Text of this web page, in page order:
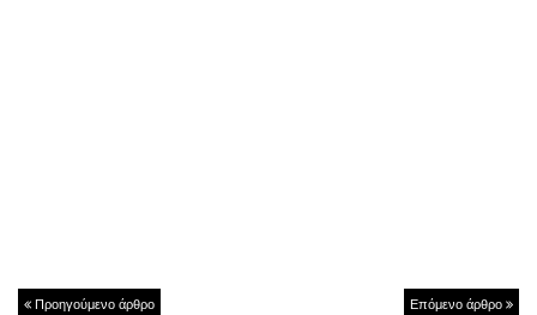
Προηγούμενο άρθρο Επόμενο άρθρο